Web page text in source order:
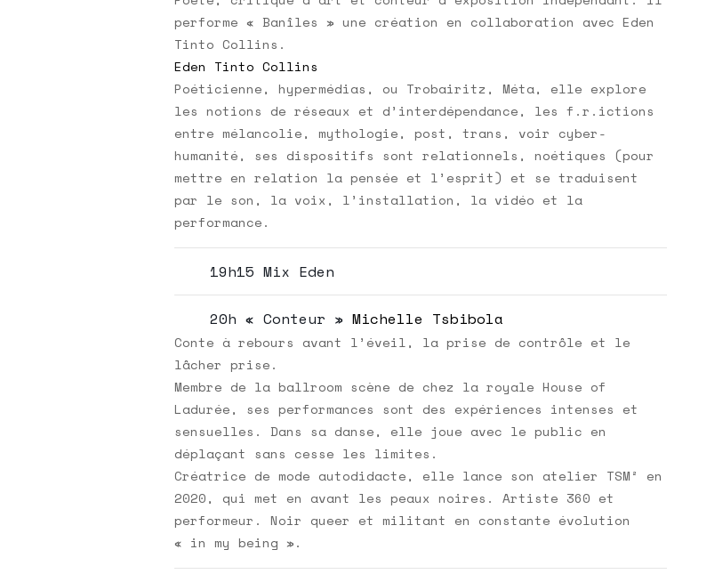
performe « Banîles » une création en collaboration avec Eden
Tinto Collins.
Eden Tinto Collins
Poéticienne, hypermédias, ou Trobairitz, Méta, elle explore
les notions de réseaux et d’interdépendance, les f.r.ictions
entre mélancolie, mythologie, post, trans, voir cyber-
humanité, ses dispositifs sont relationnels, noétiques (pour
mettre en relation la pensée et l’esprit) et se traduisent
par le son, la voix, l’installation, la vidéo et la
performance.
19h15 Mix Eden
20h « Conteur » Michelle Tsbibola
Conte à rebours avant l’éveil, la prise de contrôle et le
lâcher prise.
Membre de la ballroom scène de chez la royale House of
Ladurée, ses performances sont des expériences intenses et
sensuelles. Dans sa danse, elle joue avec le public en
déplaçant sans cesse les limites.
Créatrice de mode autodidacte, elle lance son atelier TSM² en
2020, qui met en avant les peaux noires. Artiste 360 et
performeur. Noir queer et militant en constante évolution
« in my being ».